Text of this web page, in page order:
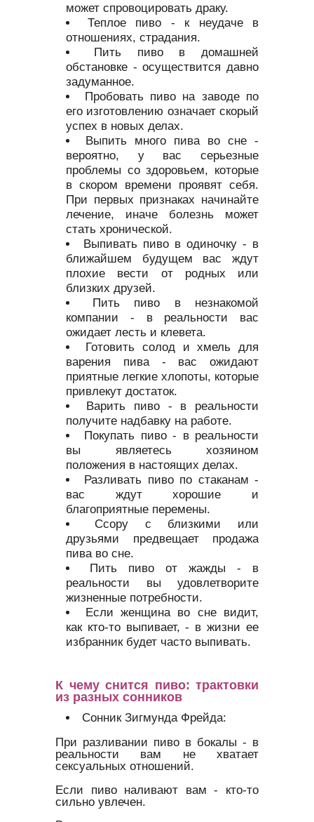
может спровоцировать драку.
Теплое пиво - к неудаче в
отношениях, страдания.
Пить пиво в домашней
обстановке - осуществится давно
задуманное.
Пробовать пиво на заводе по
его изготовлению означает скорый
успех в новых делах.
Выпить много пива во сне -
вероятно, у вас серьезные
проблемы со здоровьем, которые
в скором времени проявят себя.
При первых признаках начинайте
лечение, иначе болезнь может
стать хронической.
Выпивать пиво в одиночку - в
ближайшем будущем вас ждут
плохие вести от родных или
близких друзей.
Пить пиво в незнакомой
компании - в реальности вас
ожидает лесть и клевета.
Готовить солод и хмель для
варения пива - вас ожидают
приятные легкие хлопоты, которые
привлекут достаток.
Варить пиво - в реальности
получите надбавку на работе.
Покупать пиво - в реальности
вы являетесь хозяином
положения в настоящих делах.
Разливать пиво по стаканам -
вас ждут хорошие и
благоприятные перемены.
Ссору с близкими или
друзьями предвещает продажа
пива во сне.
Пить пиво от жажды - в
реальности вы удовлетворите
жизненные потребности.
Если женщина во сне видит,
как кто-то выпивает, - в жизни ее
избранник будет часто выпивать.
К чему снится пиво: трактовки
из разных сонников
Сонник Зигмунда Фрейда:
При разливании пиво в бокалы - в
реальности вам не хватает
сексуальных отношений.
Если пиво наливают вам - кто-то
сильно увлечен.